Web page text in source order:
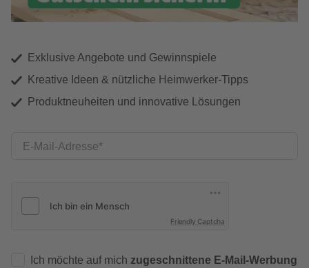
Exklusive Angebote und Gewinnspiele
Kreative Ideen & nützliche Heimwerker-Tipps
Produktneuheiten und innovative Lösungen
E-Mail-Adresse
Friendly Captcha
Ich möchte auf mich zugeschnittene E-Mail-Werbung